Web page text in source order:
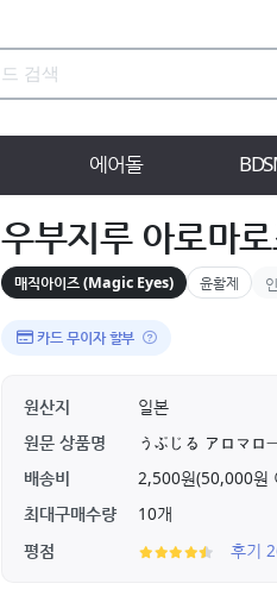
에어돌
우부지루 아로마
매직아이즈 (Magic Eyes) 윤활제
카드 무이자 할부
원산지
일본
원문 상품명
うぶじる アロマロ
배송비
2,500원(50,000원
최대구매수량
10개
평점
후기